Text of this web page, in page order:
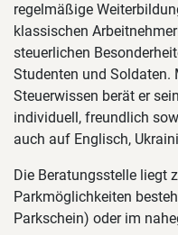
regelmäßige
klassischen
steuerlichen
Studenten und Soldaten.
Steuerwissen berät er
individuell, freundlich
auch auf Englisch,
Die Beratungsstelle liegt
Parkmöglichkeiten
Parkschein) oder im